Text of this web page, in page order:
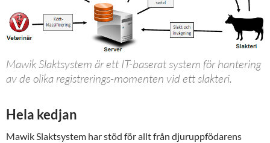
Mawik Slaktsystem är ett IT-baserat system för hantering
av de olika registrerings-momenten vid ett slakteri.
Hela kedjan
Mawik Slaktsystem har stöd för allt från djur­uppfödarens